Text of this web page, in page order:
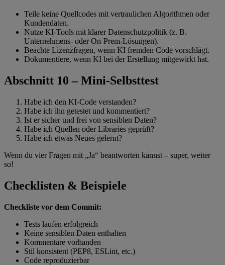
Teile keine Quellcodes mit vertraulichen Algorithmen oder
Kundendaten.
Nutze KI-Tools mit klarer Datenschutzpolitik (z. B.
Unternehmens- oder On-Prem-Lösungen).
Beachte Lizenzfragen, wenn KI fremden Code vorschlägt.
Dokumentiere, wenn KI bei der Erstellung mitgewirkt hat.
Abschnitt 10 – Mini-Selbsttest
Habe ich den KI-Code verstanden?
Habe ich ihn getestet und kommentiert?
Ist er sicher und frei von sensiblen Daten?
Habe ich Quellen oder Libraries geprüft?
Habe ich etwas Neues gelernt?
Wenn du vier Fragen mit „Ja“ beantworten kannst – super, weiter
so!
Checklisten & Beispiele
Checkliste vor dem Commit:
Tests laufen erfolgreich
Keine sensiblen Daten enthalten
Kommentare vorhanden
Stil konsistent (PEP8, ESLint, etc.)
Code reproduzierbar